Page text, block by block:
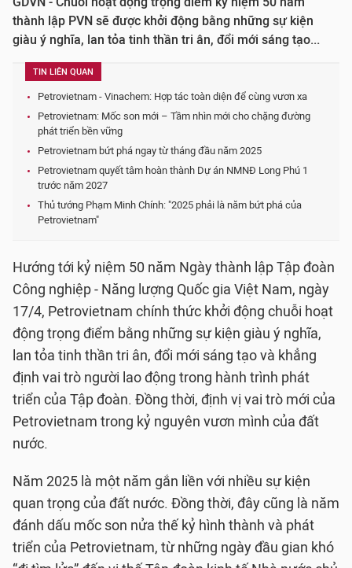
thành lập PVN sẽ được khởi động bằng những sự kiện
giàu ý nghĩa, lan tỏa tinh thần tri ân, đổi mới sáng tạo...
TIN LIÊN QUAN
Petrovietnam - Vinachem: Hợp tác toàn diện để cùng vươn xa
Petrovietnam: Mốc son mới – Tầm nhìn mới cho chặng đường
phát triển bền vững
Petrovietnam bứt phá ngay từ tháng đầu năm 2025
Petrovietnam quyết tâm hoàn thành Dự án NMNĐ Long Phú 1
trước năm 2027
Thủ tướng Phạm Minh Chính: "2025 phải là năm bứt phá của
Petrovietnam"
Hướng tới kỷ niệm 50 năm Ngày thành lập Tập đoàn
Công nghiệp - Năng lượng Quốc gia Việt Nam, ngày
17/4, Petrovietnam chính thức khởi động chuỗi hoạt
động trọng điểm bằng những sự kiện giàu ý nghĩa,
lan tỏa tinh thần tri ân, đổi mới sáng tạo và khẳng
định vai trò người lao động trong hành trình phát
triển của Tập đoàn. Đồng thời, định vị vai trò mới của
Petrovietnam trong kỷ nguyên vươn mình của đất
nước.
Năm 2025 là một năm gắn liền với nhiều sự kiện
quan trọng của đất nước. Đồng thời, đây cũng là năm
đánh dấu mốc son nửa thế kỷ hình thành và phát
triển của Petrovietnam, từ những ngày đầu gian khó